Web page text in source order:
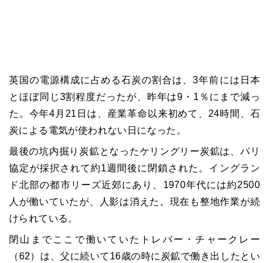
英国の電源構成に占める石炭の割合は、3年前には日本
とほぼ同じ3割程度だったが、昨年は9・1％にまで減っ
た。今年4月21日は、産業革命以来初めて、24時間、石
炭による電気が使われない日になった。
最後の坑内掘り炭鉱となったケリングリー炭鉱は、パリ
協定が採択されて約1週間後に閉鎖された。イングラン
ド北部の都市リーズ近郊にあり、1970年代には約2500
人が働いていたが、人影は消えた。現在も整地作業が続
けられている。
閉山までここで働いていたトレバー・チャークレー
（62）は、父に続いて16歳の時に炭鉱で働き出したとい